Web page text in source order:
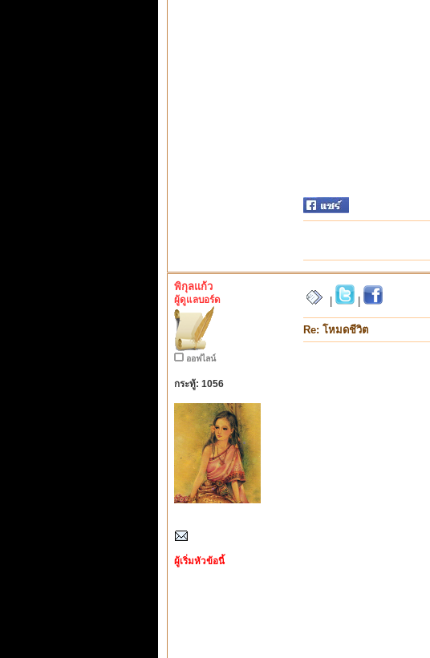
พิกุลแก้ว
ผู้ดูแลบอร์ด
ออฟไลน์
กระทู้: 1056
ผู้เริ่มหัวข้อนี้
Re: โหมดชีวิต